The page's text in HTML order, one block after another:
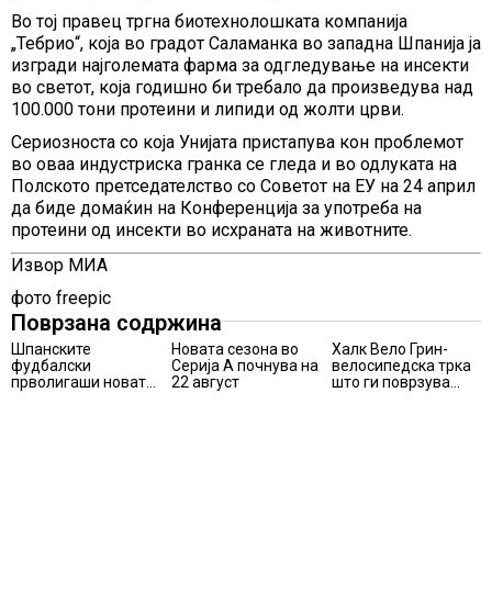
Во тој правец тргна биотехнолошката компанија
„Тебрио“, која во градот Саламанка во западна Шпанија ја
изгради најголемата фарма за одгледување на инсекти
во светот, која годишно би требало да произведува над
100.000 тони протеини и липиди од жолти црви.
Сериозноста со која Унијата пристапува кон проблемот
во оваа индустриска гранка се гледа и во одлуката на
Полското претседателство со Советот на ЕУ на 24 април
да биде домаќин на Конференција за употреба на
протеини од инсекти во исхраната на животните.
Извор МИА
фото freepic
Поврзана содржина
Шпанските
фудбалски
прволигаши новата
Новата сезона во
Серија А почнува на
22 август
Халк Вело Грин-
велосипедска трка
што ги поврзува